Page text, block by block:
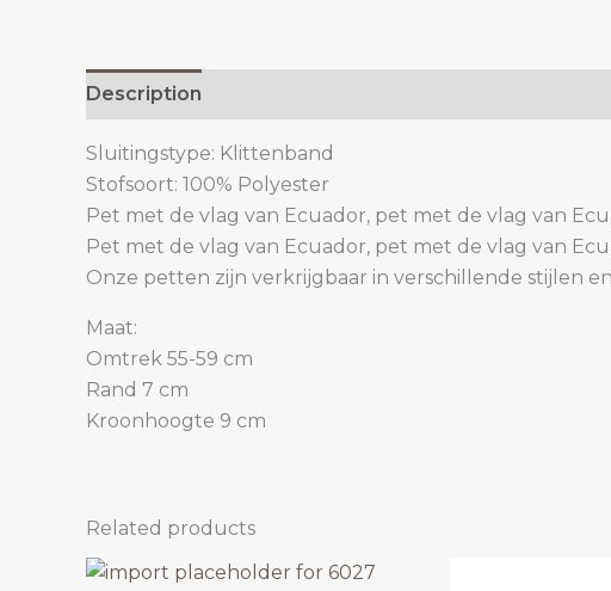
Description
Sluitingstype: Klittenband
Stofsoort: 100% Polyester
Pet met de vlag van Ecuador, pet met de vlag van
Pet met de vlag van Ecuador, pet met de vlag van
Onze petten zijn verkrijgbaar in verschillende stijlen
Maat:
Omtrek 55-59 cm
Rand 7 cm
Kroonhoogte 9 cm
Related products